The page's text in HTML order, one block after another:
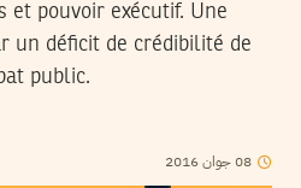
et pouvoir exécutif. Une
un déficit de crédibilité de
public.
08جوان2016